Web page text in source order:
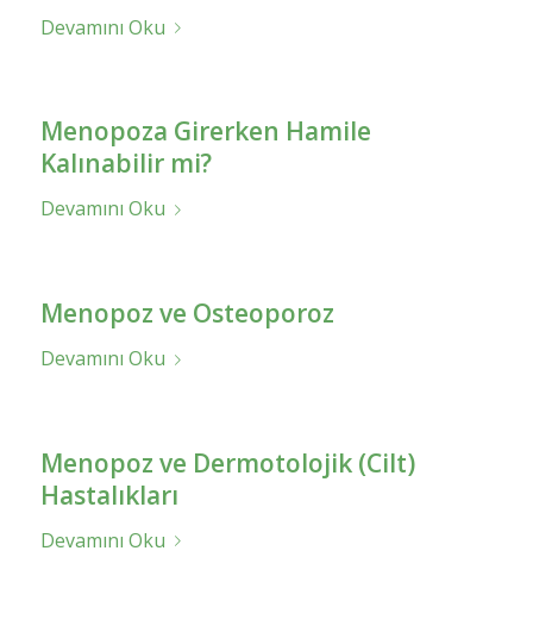
Devamını Oku
Menopoza Girerken Hamile
Kalınabilir mi?
Devamını Oku
Menopoz ve Osteoporoz
Devamını Oku
Menopoz ve Dermotolojik (Cilt)
Hastalıkları
Devamını Oku